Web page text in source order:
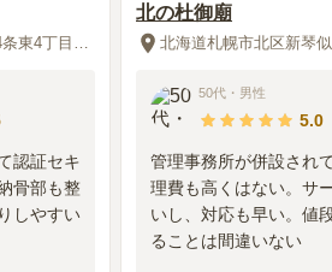
のコンビニで買わないとない。法事
けれど広くて色々な施設が入っていそ
で広々としていてきれいです。
2020年6月 回答
3.8
北海道札幌市中央区南4条東4丁目5番地1号
認証セキ
骨部も整
しやすい
北の杜御廟
50代 ・ 男性
5.0
管理事務所が併設され
理費も高くはない。サ
いし、対応も早い。値
ることは間違いない